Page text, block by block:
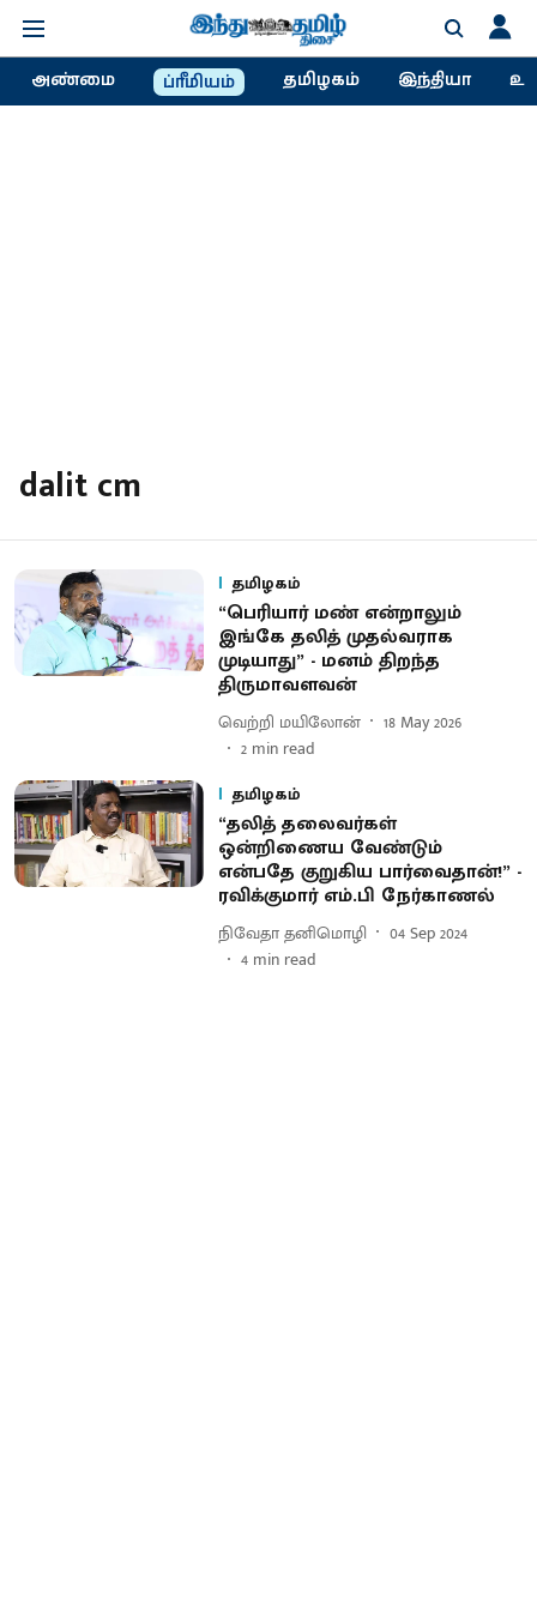
அண்மை ப்ரீமியம் தமிழகம் இந்தியா
dalit cm
தமிழகம்
“பெரியார் மண் என்றாலும்
இங்கே தலித் முதல்வராக
முடியாது” - மனம் திறந்த
திருமாவளவன்
வெற்றி மயிலோன்
18 May 2026
2 min read
தமிழகம்
“தலித் தலைவர்கள்
ஒன்றிணைய வேண்டும்
என்பதே குறுகிய பார்வைதான்!” -
ரவிக்குமார் எம்.பி நேர்காணல்
நிவேதா தனிமொழி
04 Sep 2024
4 min read